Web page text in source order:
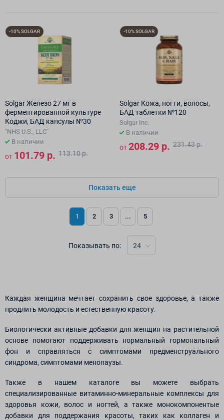
-10% SOLGAR
Solgar Железо 27 мг в
ферментированной культуре
Коджи, БАД капсулы №30
"NHS U.S., LLC"
В наличии
от 101.79 р. 113.10 р.
-10% SOLGAR
Solgar Кожа, ногти, волосы,
БАД таблетки №120
Solgar Inc.
В наличии
от208.29 р. 231.43 р.
Показать еще
Показывать по: 24
1 2 3 ... 5
Каждая женщина мечтает сохранить свое здоровье, а также
продлить молодость и естественную красоту.
Биологически активные добавки для женщин на растительной
основе помогают поддерживать нормальный гормональный
фон и справляться с симптомами предменструального
синдрома, симптомами менопаузы.
Также в нашем каталоге вы можете выбрать
специализированные витаминно-минеральные комплексы для
здоровья кожи, волос и ногтей, а также монокомпонентые
добавки для поддержания красоты, таких как коллаген и